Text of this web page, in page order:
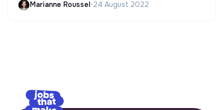
Marianne Roussel•24 August 2022